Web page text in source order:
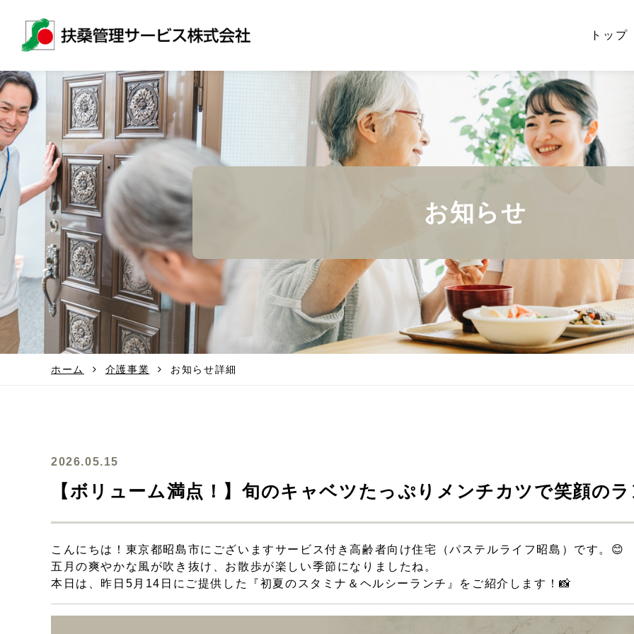
トップ
お知らせ
ホーム 介護事業 お知らせ詳細
2026.05.15
【ボリューム満点！】旬のキャベツたっぷりメンチカツで笑顔の
こんにちは！東京都昭島市にございますサービス付き高齢者向け住宅（パステルライフ昭島）です。😊
五月の爽やかな風が吹き抜け、お散歩が楽しい季節になりましたね。
本日は、昨日5月14日にご提供した『初夏のスタミナ＆ヘルシーランチ』をご紹介します！📸